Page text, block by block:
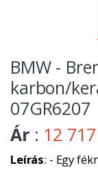
BMW -
karbon/
07GR6207
Ár : 12
Leírás: - Egy